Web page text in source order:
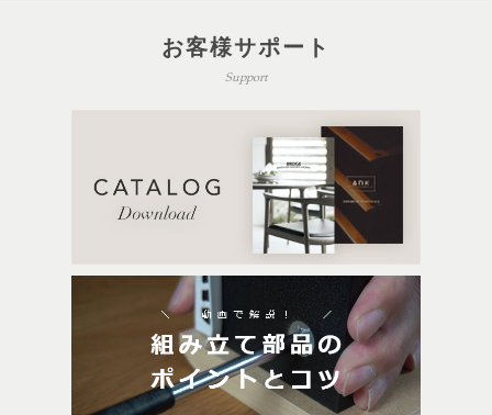
お客様サポート
Support